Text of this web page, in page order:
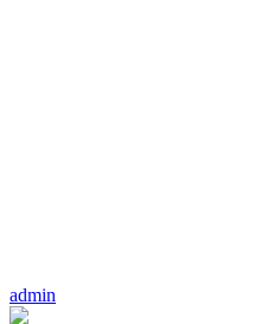
admin